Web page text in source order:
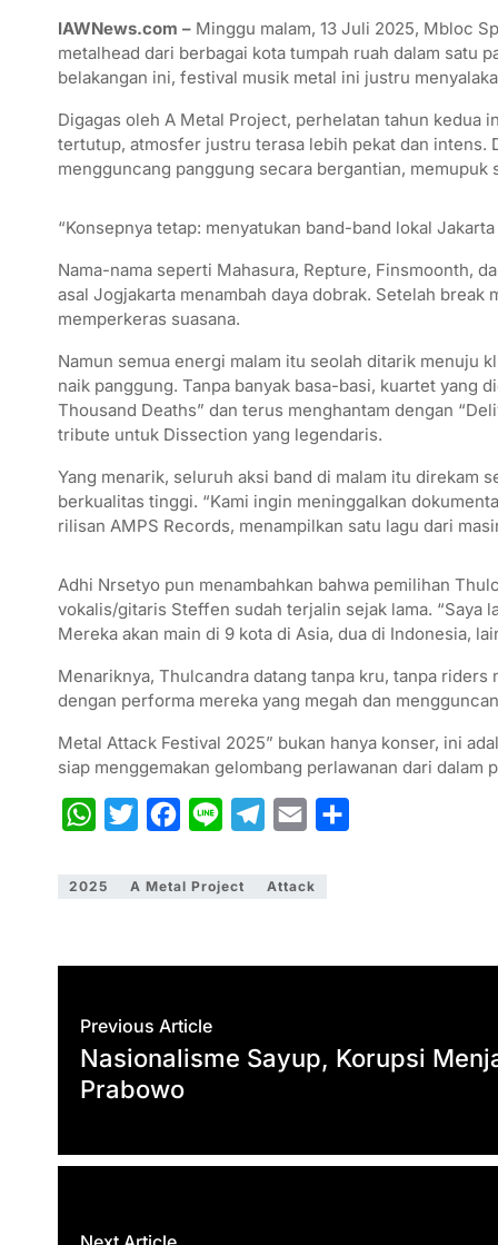
a
t
A
p
i
t
e
r
c
e
o
o
n
e
l
e
r
a
a
i
a
r
IAWNews.com – Minggu malam, 13 Juli 2025, Mbloc
metalhead dari berbagai kota tumpah ruah dalam satu
belakangan ini, festival musik metal ini justru
Digagas oleh A Metal Project, perhelatan tahun kedua
tertutup, atmosfer justru terasa lebih pekat dan intens.
mengguncang panggung secara bergantian,
“Konsepnya tetap: menyatukan band-band lokal
Nama-nama seperti Mahasura, Repture, Finsmoonth,
asal Jogjakarta menambah daya dobrak. Setelah
memperkeras suasana.
Namun semua energi malam itu seolah ditarik menuju
naik panggung. Tanpa banyak basa-basi, kuartet yang
Thousand Deaths” dan terus menghantam dengan
tribute untuk Dissection yang legendaris.
Yang menarik, seluruh aksi band di malam itu direkam
berkualitas tinggi. “Kami ingin meninggalkan
rilisan AMPS Records, menampilkan satu lagu dari
Adhi Nrsetyo pun menambahkan bahwa pemilihan
vokalis/gitaris Steffen sudah terjalin sejak lama. “Saya
Mereka akan main di 9 kota di Asia, dua di Indonesia,
Menariknya, Thulcandra datang tanpa kru, tanpa
dengan performa mereka yang megah dan
Metal Attack Festival 2025” bukan hanya konser, ini
siap menggemakan gelombang perlawanan dari dalam
W
a
p
i
c
o
k
n
l
m
a
2025 A Metal Project Attack
Previous Article
Nasionalisme Sayup, Korupsi
Prabowo